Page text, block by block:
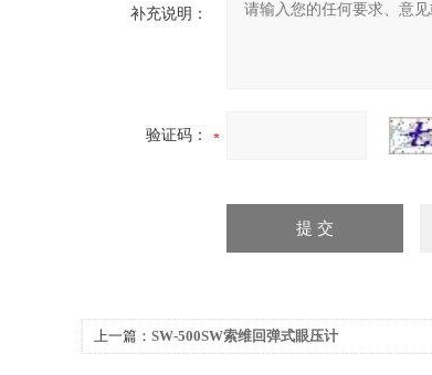
补充说明：
验证码：
上一篇： SW-500SW索维回弹式眼压计